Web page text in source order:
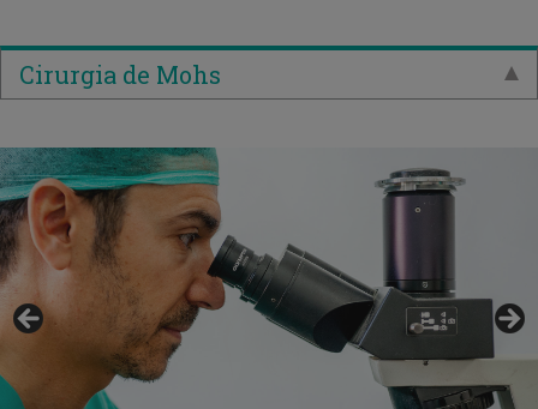
Cirurgia de Mohs